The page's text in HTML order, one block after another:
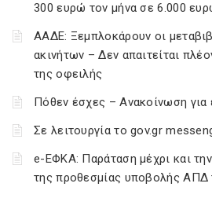
300 ευρώ τον μήνα σε 6.000
ΑΑΔΕ: Ξεμπλοκάρουν οι
ακινήτων – Δεν απαιτείται
της οφειλής
Πόθεν έσχες – Ανακοίνωση για
Σε λειτουργία το gov.gr
e-ΕΦΚΑ: Παράταση μέχρι και
της προθεσμίας υποβολής